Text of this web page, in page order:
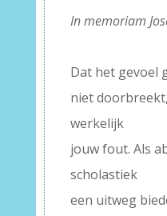
In memoriam
Dat het gevoel
niet
werkelijk
jouw fout. Als
scholastiek
een uitweg